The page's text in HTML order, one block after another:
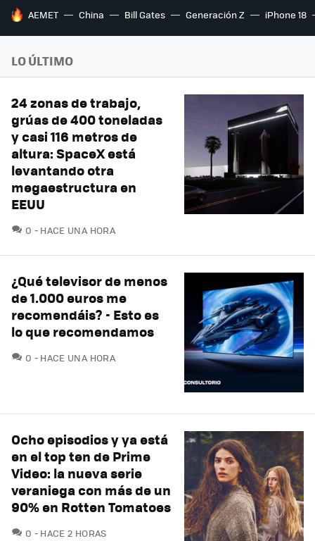
HOY SE HABLA DE
AEMET China Bill Gates Generación Z iPhone 18
LO ÚLTIMO
24 zonas de trabajo,
grúas de 400 toneladas
y casi 116 metros de
altura: SpaceX está
levantando otra
megaestructura en
EEUU
0 COMENTARIOS
HACE UNA HORA
¿Qué televisor de menos
de 1.000 euros me
recomendáis? - Esto es
lo que recomendamos
0 COMENTARIOS
HACE UNA HORA
Ocho episodios y ya está
en el top ten de Prime
Video: la nueva serie
veraniega con más de un
90% en Rotten Tomatoes
0 COMENTARIOS
HACE 2 HORAS